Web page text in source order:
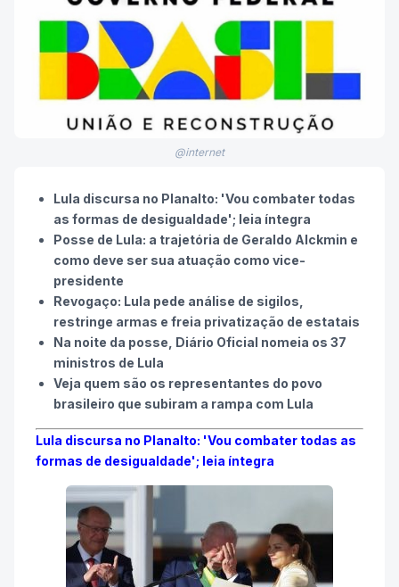
@internet
Lula discursa no Planalto: 'Vou combater todas
as formas de desigualdade'; leia íntegra
Posse de Lula: a trajetória de Geraldo Alckmin e
como deve ser sua atuação como vice-
presidente
Revogaço: Lula pede análise de sigilos,
restringe armas e freia privatização de estatais
Na noite da posse, Diário Oficial nomeia os 37
ministros de Lula
Veja quem são os representantes do povo
brasileiro que subiram a rampa com Lula
Lula discursa no Planalto: 'Vou combater todas as
formas de desigualdade'; leia íntegra